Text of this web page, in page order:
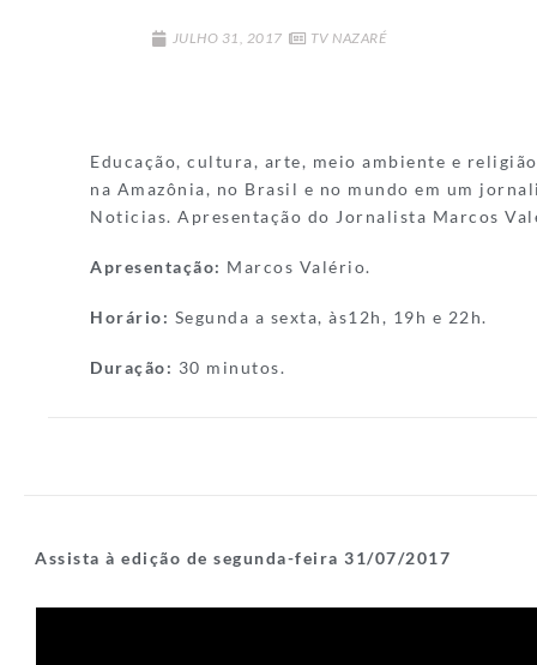
JULHO 31, 2017 TV NAZARÉ
Educação, cultura, arte, meio ambiente e
na Amazônia, no Brasil e no mundo em um
Noticias. Apresentação do Jornalista Marcos
Apresentação: Marcos Valério.
Horário: Segunda a sexta, às12h, 19h e 22h.
Duração: 30 minutos.
Assista à edição de segunda-feira 31/07/2017